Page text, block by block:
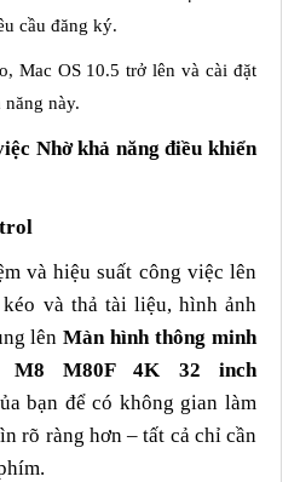
cầu đăng ký.
Mac OS 10.5 trở lên và cài đặt
này.
Nhờ khả năng điều khiển
và hiệu suất công việc lên
và thả tài liệu, hình ảnh
lênMàn hình thông minh
M8 M80F 4K 32 inch
bạn để có không gian làm
rõ ràng hơn – tất cả chỉ cần